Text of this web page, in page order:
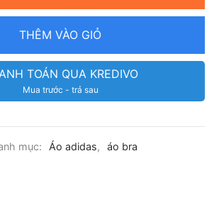
THÊM VÀO GIỎ
TOÁN QUA KREDIVO
Mua trước - trả sau
mục: Áo adidas,
áo bra